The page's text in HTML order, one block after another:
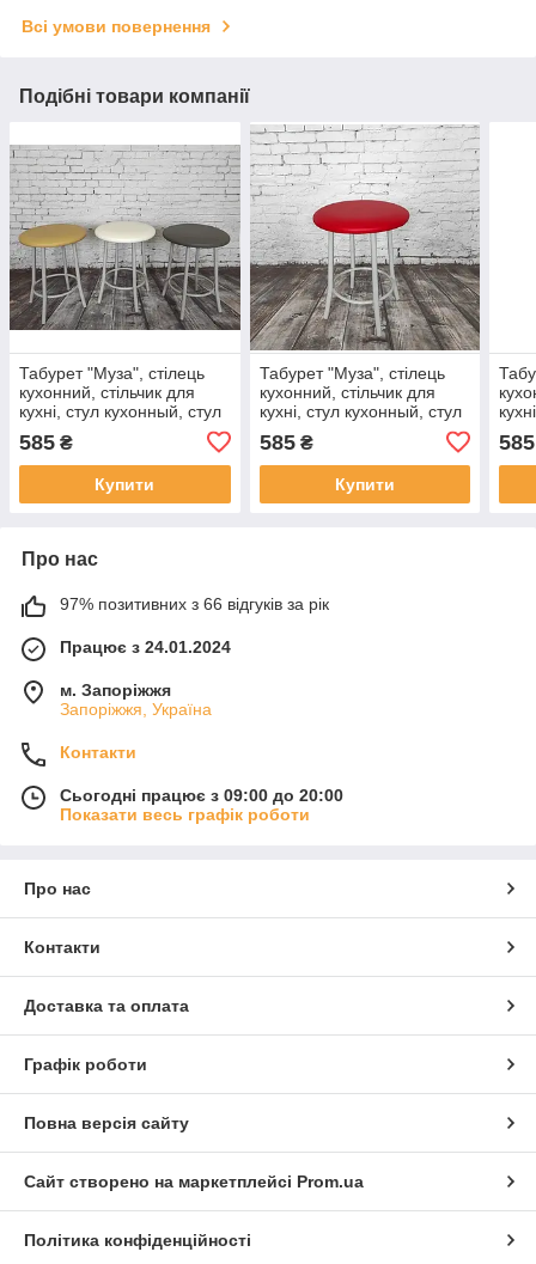
Всі умови повернення
Подібні товари компанії
Табурет "Муза", стілець
кухонний, стільчик для
кухні, стул кухонный, стул
585 ₴
Купити
Табурет "Муза", стілець
кухонний, стільчик для
кухні, стул кухонный, стул
585₴
Купити
585
Про нас
97% позитивних з 66 відгуків за рік
Працює з 24.01.2024
м. Запоріжжя
Запоріжжя, Україна
Контакти
Сьогодні працює з 09:00 до 20:00
Показати весь графік роботи
Про нас
Контакти
Доставка та оплата
Графік роботи
Повна версія сайту
Сайт створено на маркетплейсі Prom.ua
Політика конфіденційності